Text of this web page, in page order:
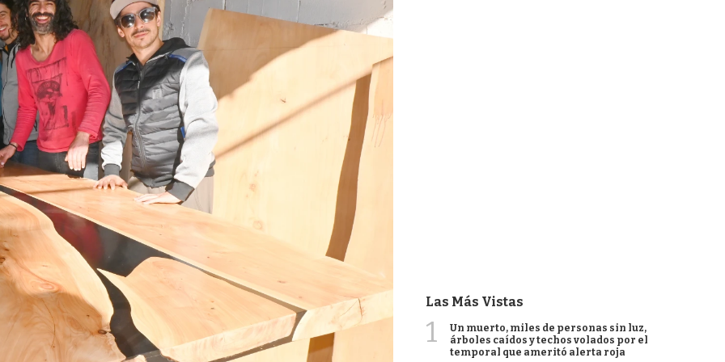
Las Más Vistas
1
Un muerto, miles de personas sin luz,
árboles caídos y techos volados por el
temporal que ameritó alerta roja